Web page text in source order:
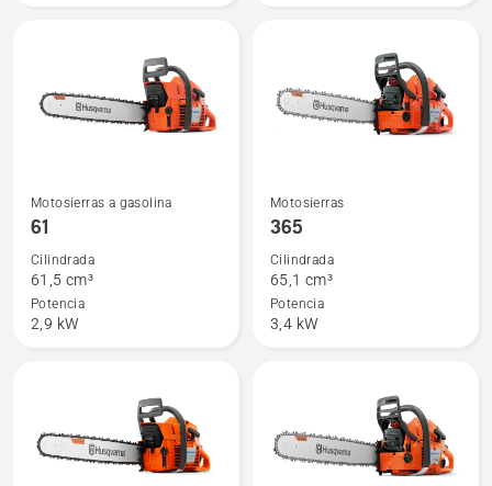
Ver
más
sobre
61
Motosierras a gasolina
61
Cilindrada
61,5 cm³
Potencia
2,9 kW
Ver
más
sobre
365
Motosierras
365
Cilindrada
65,1 cm³
Potencia
3,4 kW